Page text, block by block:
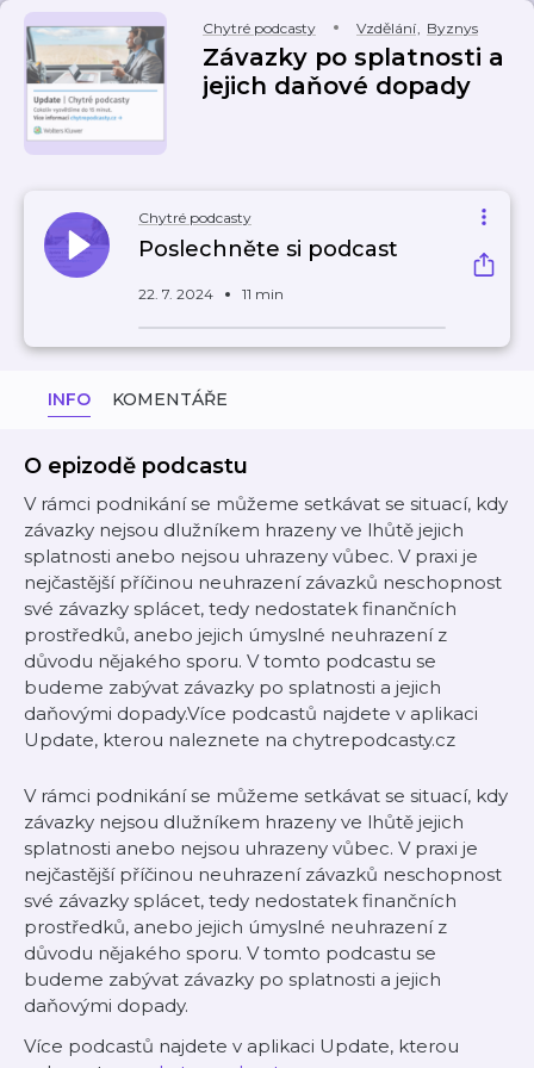
Chytré podcasty Vzdělání, Byznys
Závazky po splatnosti a
jejich daňové dopady
Chytré podcasty
Poslechněte si podcast
22. 7. 2024 11 min
INFO KOMENTÁŘE
O epizodě podcastu
V rámci podnikání se můžeme setkávat se situací, kdy
závazky nejsou dlužníkem hrazeny ve lhůtě jejich
splatnosti anebo nejsou uhrazeny vůbec. V praxi je
nejčastější příčinou neuhrazení závazků neschopnost
své závazky splácet, tedy nedostatek finančních
prostředků, anebo jejich úmyslné neuhrazení z
důvodu nějakého sporu. V tomto podcastu se
budeme zabývat závazky po splatnosti a jejich
daňovými dopady.Více podcastů najdete v aplikaci
Update, kterou naleznete na chytrepodcasty.cz
V rámci podnikání se můžeme setkávat se situací, kdy
závazky nejsou dlužníkem hrazeny ve lhůtě jejich
splatnosti anebo nejsou uhrazeny vůbec. V praxi je
nejčastější příčinou neuhrazení závazků neschopnost
své závazky splácet, tedy nedostatek finančních
prostředků, anebo jejich úmyslné neuhrazení z
důvodu nějakého sporu. V tomto podcastu se
budeme zabývat závazky po splatnosti a jejich
daňovými dopady.
Více podcastů najdete v aplikaci Update, kterou